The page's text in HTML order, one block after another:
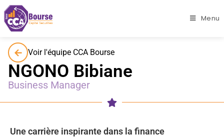
Menu
Voir l'équipe CCA Bourse
NGONO Bibiane
Business Manager
Une carrière inspirante dans la finance
C
C
A
B
O
U
R
S
Ev
o
t
r
e
p
a
s
s
e
r
e
l
l